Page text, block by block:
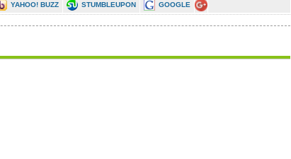
YAHOO! BUZZ STUMBLEUPON GOOGLE